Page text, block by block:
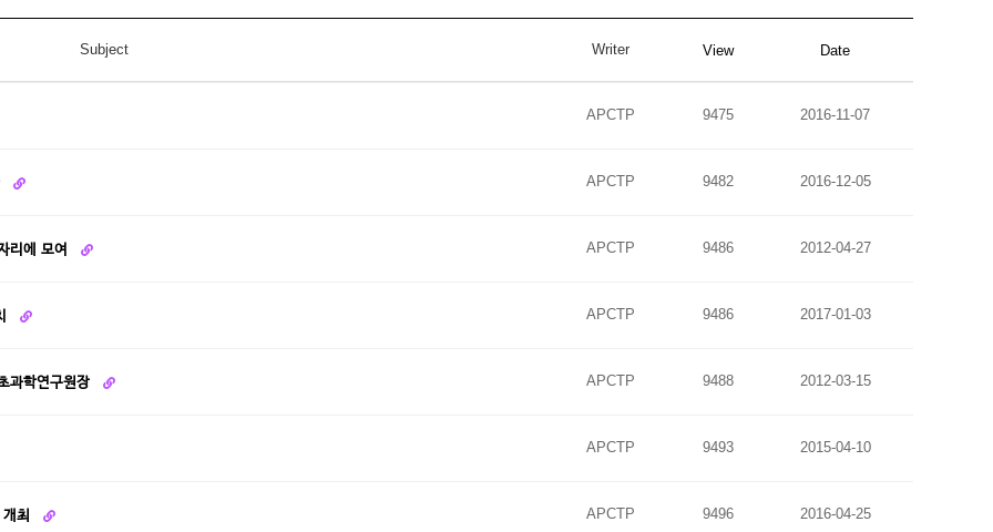
Subject Writer View Date
APCTP 9475 2016-11-07
APCTP 9482 2016-12-05
리에 모여 APCTP 9486 2012-04-27
APCTP 9486 2017-01-03
과학연구원장 APCTP 9488 2012-03-15
APCTP 9493 2015-04-10
최 APCTP 9496 2016-04-25